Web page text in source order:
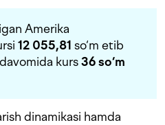
Amerika
12 055,81 so‘m etib
kurs36 so‘m
dinamikasi hamda